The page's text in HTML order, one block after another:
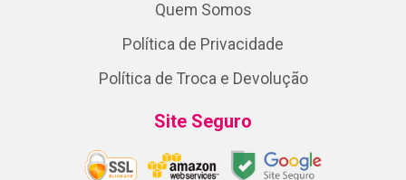
Quem Somos
Política de Privacidade
Política de Troca e Devolução
Site Seguro